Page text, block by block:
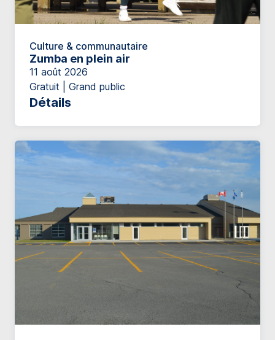
Culture & communautaire
Zumba en plein air
11 août 2026
Gratuit | Grand public
Détails